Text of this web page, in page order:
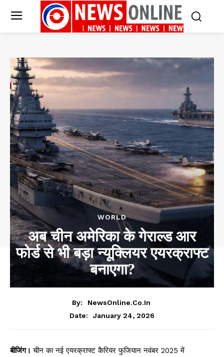
WORLD
अब चीन अमेरिका के गेराल्ड आर
फोर्ड से भी बड़ा न्यूक्लियर एयरक्राफ्ट
बनाएगा?
By:
NewsOnline.co.in
Date:
January 24, 2026
बीजिंग।चीन का नई एयरक्राफ्ट कैरियर फुजियान नवंबर 2025 में